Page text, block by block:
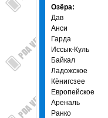
Озёра:
Дав
Анси
Гарда
Иссык-Куль
Байкал
Ладожское
Кёнигсзее
Европейское
Ареналь
Ранко